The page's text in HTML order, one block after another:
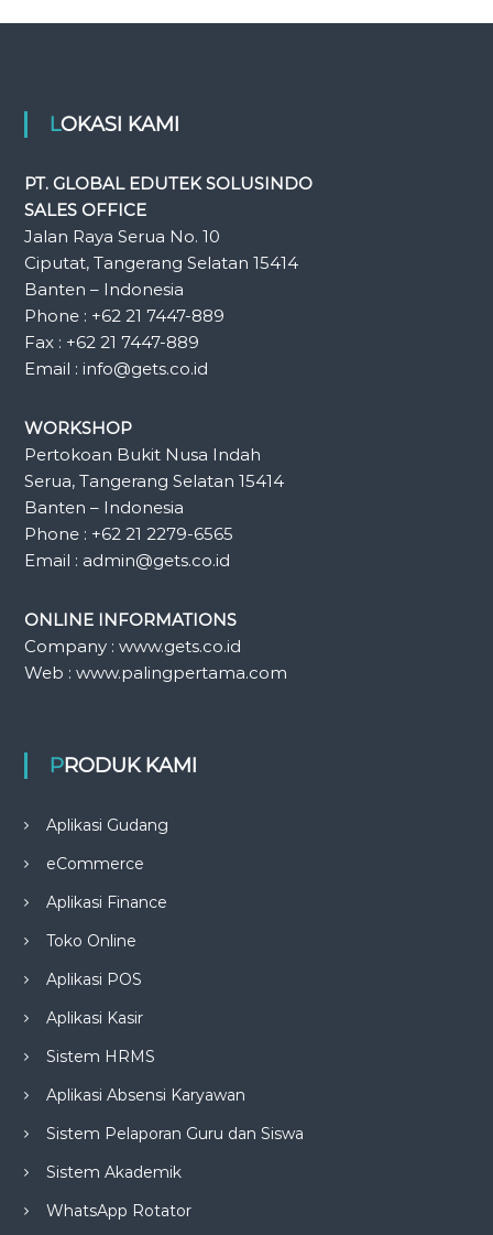
LOKASI KAMI
PT. GLOBAL EDUTEK SOLUSINDO
SALES OFFICE
Jalan Raya Serua No. 10
Ciputat, Tangerang Selatan 15414
Banten – Indonesia
Phone : +62 21 7447-889
Fax : +62 21 7447-889
Email : info@gets.co.id
WORKSHOP
Pertokoan Bukit Nusa Indah
Serua, Tangerang Selatan 15414
Banten – Indonesia
Phone : +62 21 2279-6565
Email : admin@gets.co.id
ONLINE INFORMATIONS
Company : www.gets.co.id
Web : www.palingpertama.com
PRODUK KAMI
Aplikasi Gudang
eCommerce
Aplikasi Finance
Toko Online
Aplikasi POS
Aplikasi Kasir
Sistem HRMS
Aplikasi Absensi Karyawan
Sistem Pelaporan Guru dan Siswa
Sistem Akademik
WhatsApp Rotator